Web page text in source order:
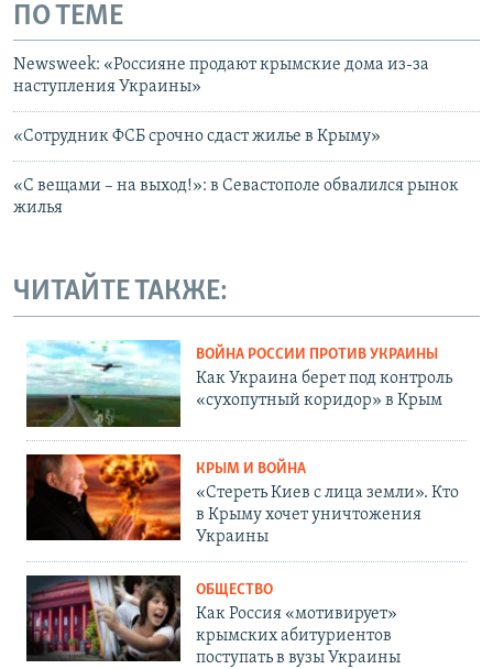
ПО ТЕМЕ
Newsweek: «Россияне продают крымские дома из-за
наступления Украины»
«Сотрудник ФСБ срочно сдаст жилье в Крыму»
«С вещами – на выход!»: в Севастополе обвалился рынок
жилья
ЧИТАЙТЕ ТАКЖЕ:
ВОЙНА РОССИИ ПРОТИВ УКРАИНЫ
Как Украина берет под контроль
«сухопутный коридор» в Крым
КРЫМ И ВОЙНА
«Стереть Киев с лица земли». Кто
в Крыму хочет уничтожения
Украины
ОБЩЕСТВО
Как Россия «мотивирует»
крымских абитуриентов
поступать в вузы Украины